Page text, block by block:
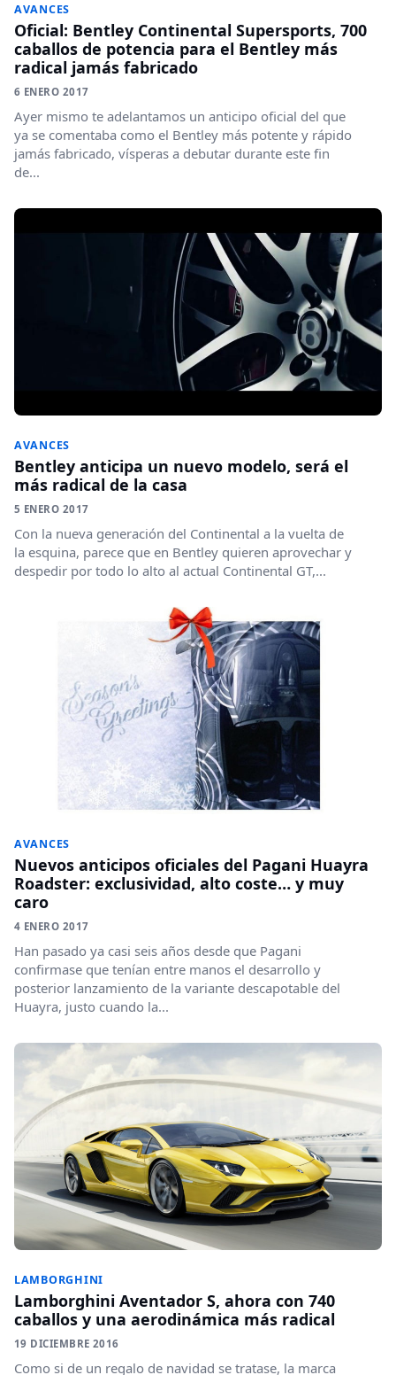
AVANCES
Oficial: Bentley Continental Supersports, 700
caballos de potencia para el Bentley más
radical jamás fabricado
6 ENERO 2017
Ayer mismo te adelantamos un anticipo oficial del que
ya se comentaba como el Bentley más potente y rápido
jamás fabricado, vísperas a debutar durante este fin
de...
AVANCES
Bentley anticipa un nuevo modelo, será el
más radical de la casa
5 ENERO 2017
Con la nueva generación del Continental a la vuelta de
la esquina, parece que en Bentley quieren aprovechar y
despedir por todo lo alto al actual Continental GT,...
AVANCES
Nuevos anticipos oficiales del Pagani Huayra
Roadster: exclusividad, alto coste… y muy
caro
4 ENERO 2017
Han pasado ya casi seis años desde que Pagani
confirmase que tenían entre manos el desarrollo y
posterior lanzamiento de la variante descapotable del
Huayra, justo cuando la...
LAMBORGHINI
Lamborghini Aventador S, ahora con 740
caballos y una aerodinámica más radical
19 DICIEMBRE 2016
Como si de un regalo de navidad se tratase, la marca